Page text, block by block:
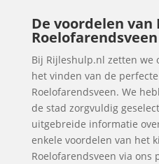
De voordelen
Bij Rijleshulp.nl zetten we
het vinden van de
Roelofarendsveen. We
de stad zorgvuldig
uitgebreide informatie
enkele voordelen van het
Roelofarendsveen via ons